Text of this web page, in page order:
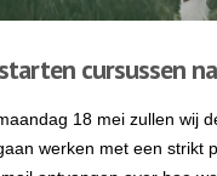
cursussen
18 mei zullen wij
werken met een strikt